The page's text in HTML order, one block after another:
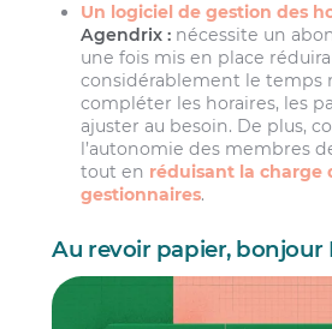
Un logiciel de gestion des
Agendrix : nécessite un
une fois mis en place réduira
considérablement le temps
compléter les horaires, les
ajuster au besoin. De plus,
l’autonomie des membres
tout en réduisant la charge
gestionnaires.
Au revoir papier, bonjour